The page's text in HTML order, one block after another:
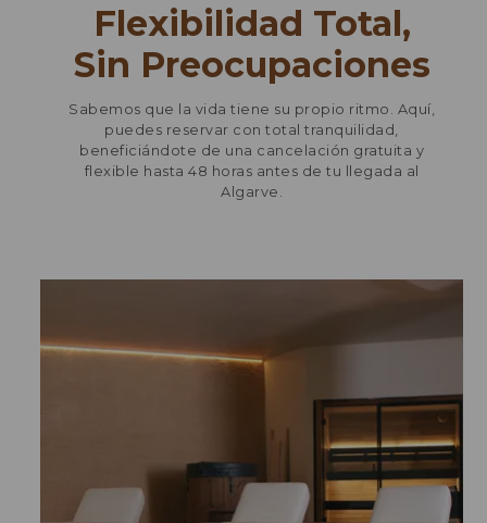
Flexibilidad Total,
Sin Preocupaciones
Sabemos que la vida tiene su propio ritmo. Aquí,
puedes reservar con total tranquilidad,
beneficiándote de una cancelación gratuita y
flexible hasta 48 horas antes de tu llegada al
Algarve.